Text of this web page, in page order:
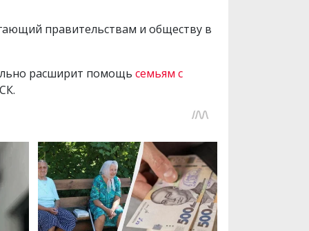
правительствам и обществу в
расширит помощь семьям с